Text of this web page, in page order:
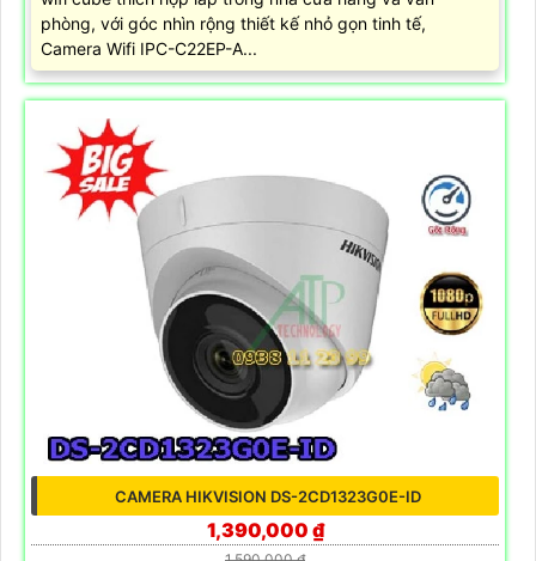
phòng, với góc nhìn rộng thiết kế nhỏ gọn tinh tế,
Camera Wifi IPC-C22EP-A...
CAMERA HIKVISION DS-2CD1323G0E-ID
1,390,000 ₫